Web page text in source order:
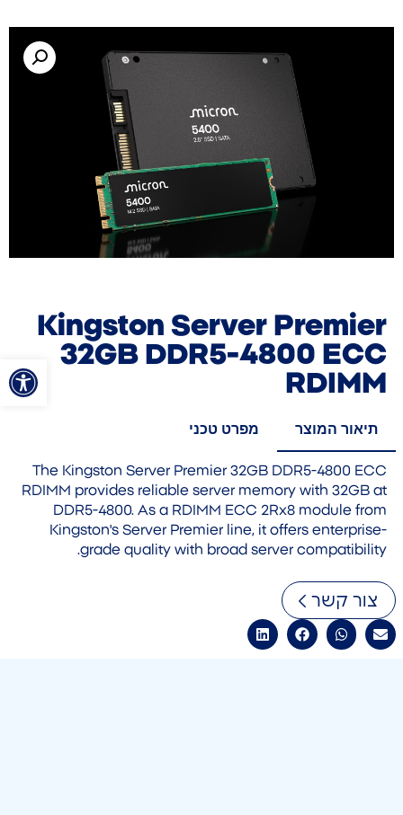
פתח
Kingston Server Premier
32GB DDR5-4800 ECC
RDIMM
תיאור המוצר מפרט טכני
The Kingston Server Premier 32GB DDR5-4800 ECC
RDIMM provides reliable server memory with 32GB at
DDR5-4800. As a RDIMM ECC 2Rx8 module from
Kingston's Server Premier line, it offers enterprise-
grade quality with broad server compatibility.
צור קשר